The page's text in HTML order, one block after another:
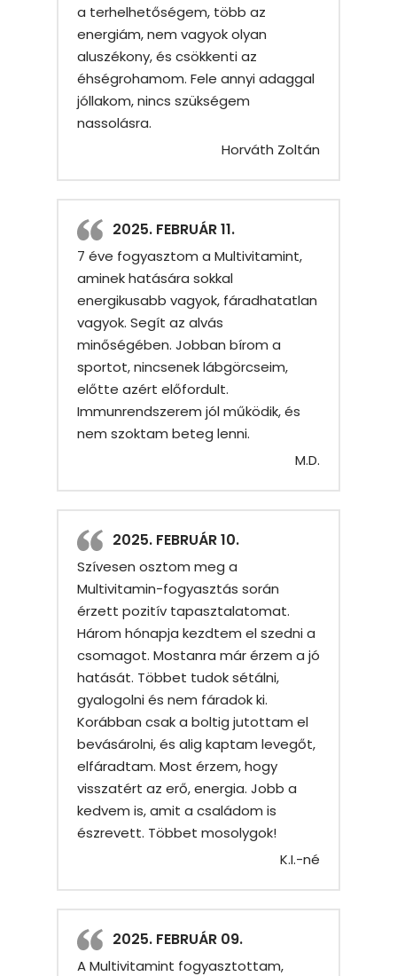
a terhelhetőségem, több az
energiám, nem vagyok olyan
aluszékony, és csökkenti az
éhségrohamom. Fele annyi adaggal
jóllakom, nincs szükségem
nassolásra.
Horváth Zoltán
2025. FEBRUÁR 11.
7 éve fogyasztom a Multivitamint,
aminek hatására sokkal
energikusabb vagyok, fáradhatatlan
vagyok. Segít az alvás
minőségében. Jobban bírom a
sportot, nincsenek lábgörcseim,
előtte azért előfordult.
Immunrendszerem jól működik, és
nem szoktam beteg lenni.
M.D.
2025. FEBRUÁR 10.
Szívesen osztom meg a
Multivitamin-fogyasztás során
érzett pozitív tapasztalatomat.
Három hónapja kezdtem el szedni a
csomagot. Mostanra már érzem a jó
hatását. Többet tudok sétálni,
gyalogolni és nem fáradok ki.
Korábban csak a boltig jutottam el
bevásárolni, és alig kaptam levegőt,
elfáradtam. Most érzem, hogy
visszatért az erő, energia. Jobb a
kedvem is, amit a családom is
észrevett. Többet mosolygok!
K.I.-né
2025. FEBRUÁR 09.
A Multivitamint fogyasztottam,